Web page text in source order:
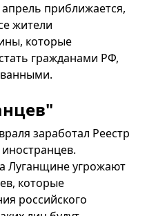
приближается,
жители
которые
гражданами РФ,
заработал Реестр
Луганщине угрожают
которые
российского